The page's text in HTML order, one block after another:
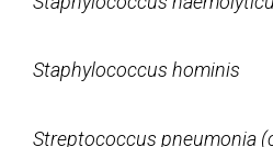
Staphylococcus hominis
Streptococcus pneumonia